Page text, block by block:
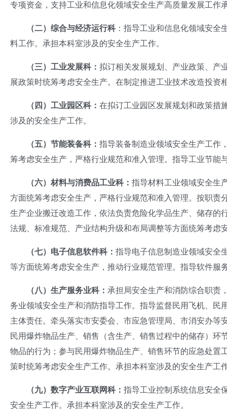
专项资金，支持工业和信息化领域安全生产高质量发展工作
（二） 综合与经济运行科：指导工业和信息化领域安全
料工作。承担本科室涉及的安全生产工作。
（三） 工业发展科： 拟订相关发展规划、产业政策、产
展政策时统筹考虑安全生产。在制定推进工业技术改造投
（四）工业园区科： 在拟订工业园区发展规划和政策措
涉及的安全生产工作。
（五） 节能装备科： 指导装备制造业领域安全生产工作
筹考虑安全生产，严格行业规范和准入管理。指导工业节
（六）材料与消费品工业科： 指导材料工业领域安全生
方面统筹考虑安全生产，严格行业规范和准入管理。按职
生产企业搬迁改造工作，依法负责危险化学品生产、储存
法规、标准规范、产业结构升级和布局调整等方面统筹考
（七）电子信息软件科： 指导电子信息制造业领域安全
等方面统筹考虑安全生产，推动行业规范管理。指导软件
（八 ） 生产服务业科： 承担局安全生产和消防综合职责
务业领域安全生产和消防指导工作。指导监督民用飞机、
主体责任。牵头落实市安委会、市应急管理局、市消安办
民用爆炸物品生产、销售（含生产、销售过程中的储存）
物品的行为；参与民用爆炸物品生产、销售环节的应急处
策时统筹考虑安全生产工作。承担本科室涉及的安全生产工
（九） 数字产业互联网科： 指导工业控制系统信息安全
安全生产工作。承担本科室涉及的安全生产工作。